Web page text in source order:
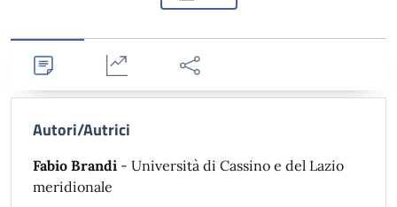
Dettagli Statistiche Condividi
Autori/Autrici
Fabio Brandi - Università di Cassino e del Lazio
meridionale